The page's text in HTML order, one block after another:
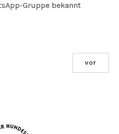
Gruppe bekannt
vor